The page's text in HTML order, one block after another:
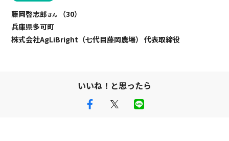
藤岡啓志郎さん
（30）
兵庫県多可町
株式会社AgLiBright（七代目藤岡農場） 代表取締役
いいね！と思ったら